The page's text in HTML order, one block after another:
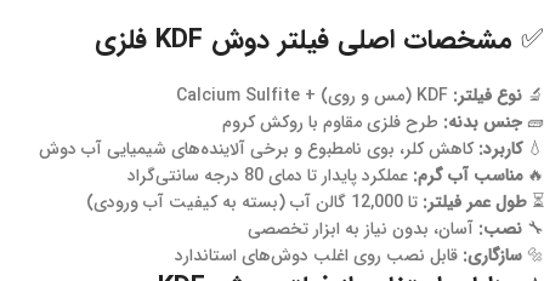
✅ مشخصات اصلی فیلتر دوش KDF فلزی
🔬 نوع فیلتر:
🧱 جنس بدنه: طرح فلزی مقاوم با روکش کروم
💧کاربرد:کاهش کلر، بوی نامطبوع و برخی آلاینده‌های شیمیایی آب دوش
🔥مناسب آب گرم: عملکرد پایدار تا دمای 80 درجه سانتی‌گراد
⏳ طول عمر فیلتر: تا 12,000 گالن آب (بسته به کیفیت آب ورودی)
🔧 نصب: آسان، بدون نیاز به ابزار تخصصی
🔩 سازگاری: قابل نصب روی اغلب دوش‌های استاندارد